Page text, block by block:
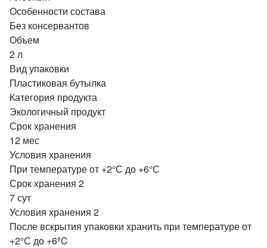
Особенности состава
Без консервантов
Объем
2 л
Вид упаковки
Пластиковая бутылка
Категория продукта
Экологичный продукт
Срок хранения
12 мес
Условия хранения
При температуре от +2°С до +6°С
Срок хранения 2
7 сут
Условия хранения 2
После вскрытия упаковки хранить при температуре от
+2°С до +6ºC